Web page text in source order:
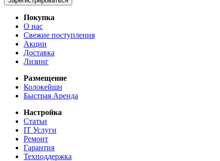
Покупка
О нас
Свежие поступления
Акции
Доставка
Лизинг
Размещение
Колокейшн
Быстрая Аренда
Настройка
Статьи
IT Услуги
Ремонт
Гарантия
Техподдержка